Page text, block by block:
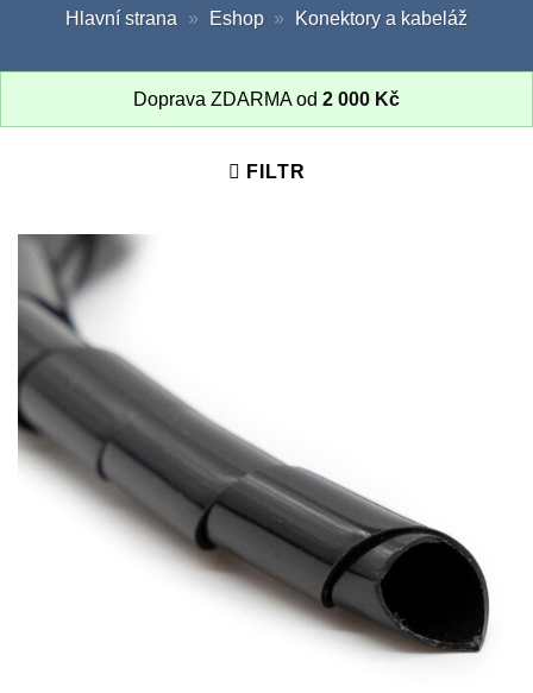
Hlavní strana » Eshop » Konektory a kabeláž
Doprava ZDARMA od 2 000 Kč
FILTR